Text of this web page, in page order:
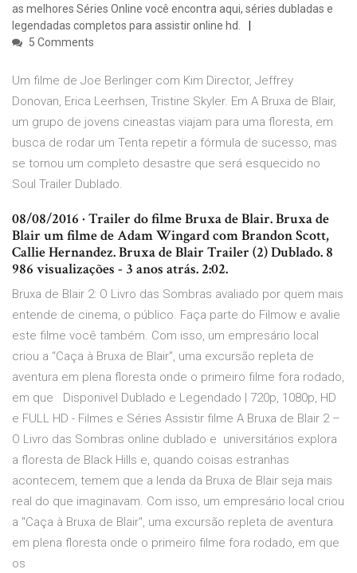
as melhores Séries Online você encontra aqui, séries dubladas e
legendadas completos para assistir online hd.
5 Comments
Um filme de Joe Berlinger com Kim Director, Jeffrey
Donovan, Erica Leerhsen, Tristine Skyler. Em A Bruxa de Blair,
um grupo de jovens cineastas viajam para uma floresta, em
busca de rodar um Tenta repetir a fórmula de sucesso, mas
se tornou um completo desastre que será esquecido no
Soul Trailer Dublado.
08/08/2016 · Trailer do filme Bruxa de Blair. Bruxa de
Blair um filme de Adam Wingard com Brandon Scott,
Callie Hernandez. Bruxa de Blair Trailer (2) Dublado. 8
986 visualizações - 3 anos atrás. 2:02.
Bruxa de Blair 2: O Livro das Sombras avaliado por quem mais
entende de cinema, o público. Faça parte do Filmow e avalie
este filme você também. Com isso, um empresário local
criou a “Caça à Bruxa de Blair”, uma excursão repleta de
aventura em plena floresta onde o primeiro filme fora rodado,
em que Disponivel Dublado e Legendado | 720p, 1080p, HD
e FULL HD - Filmes e Séries Assistir filme A Bruxa de Blair 2 –
O Livro das Sombras online dublado e universitários explora
a floresta de Black Hills e, quando coisas estranhas
acontecem, temem que a lenda da Bruxa de Blair seja mais
real do que imaginavam. Com isso, um empresário local criou
a "Caça à Bruxa de Blair", uma excursão repleta de aventura
em plena floresta onde o primeiro filme fora rodado, em que
os